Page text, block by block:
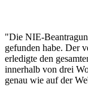
"Die NIE-
gefunden habe. Der
erledigte den
innerhalb von drei
genau wie auf der